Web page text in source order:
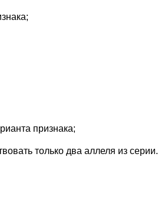
признака;
только два аллеля из серии.